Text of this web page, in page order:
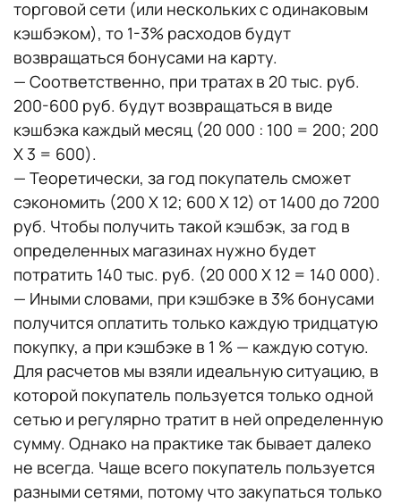
торговой сети (или нескольких с одинаковым
кэшбэком), то 1-3% расходов будут
возвращаться бонусами на карту.
— Соответственно, при тратах в 20 тыс. руб.
200-600 руб. будут возвращаться в виде
кэшбэка каждый месяц (20 000 : 100 = 200; 200
X 3 = 600).
— Теоретически, за год покупатель сможет
сэкономить (200 Х 12; 600 X 12) от 1400 до 7200
руб. Чтобы получить такой кэшбэк, за год в
определенных магазинах нужно будет
потратить 140 тыс. руб. (20 000 X 12 = 140 000).
— Иными словами, при кэшбэке в 3% бонусами
получится оплатить только каждую тридцатую
покупку, а при кэшбэке в 1 % — каждую сотую.
Для расчетов мы взяли идеальную ситуацию, в
которой покупатель пользуется только одной
сетью и регулярно тратит в ней определенную
сумму. Однако на практике так бывает далеко
не всегда. Чаще всего покупатель пользуется
разными сетями, потому что закупаться только